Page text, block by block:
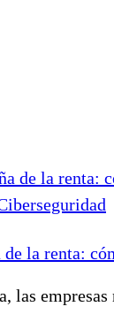
la renta:
las